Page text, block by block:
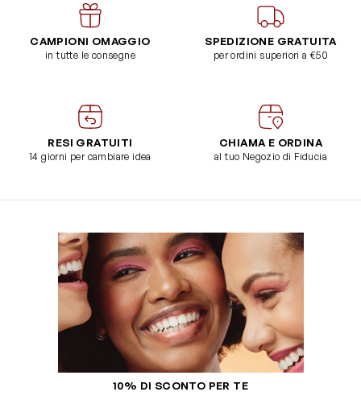
CAMPIONI OMAGGIO
in tutte le consegne
SPEDIZIONE GRATUITA
per ordini superiori a €50
RESI GRATUITI
14 giorni per cambiare idea
CHIAMA E ORDINA
al tuo Negozio di Fiducia
10% DI SCONTO PER TE